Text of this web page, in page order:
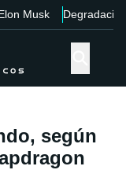
Musk Degradación
según